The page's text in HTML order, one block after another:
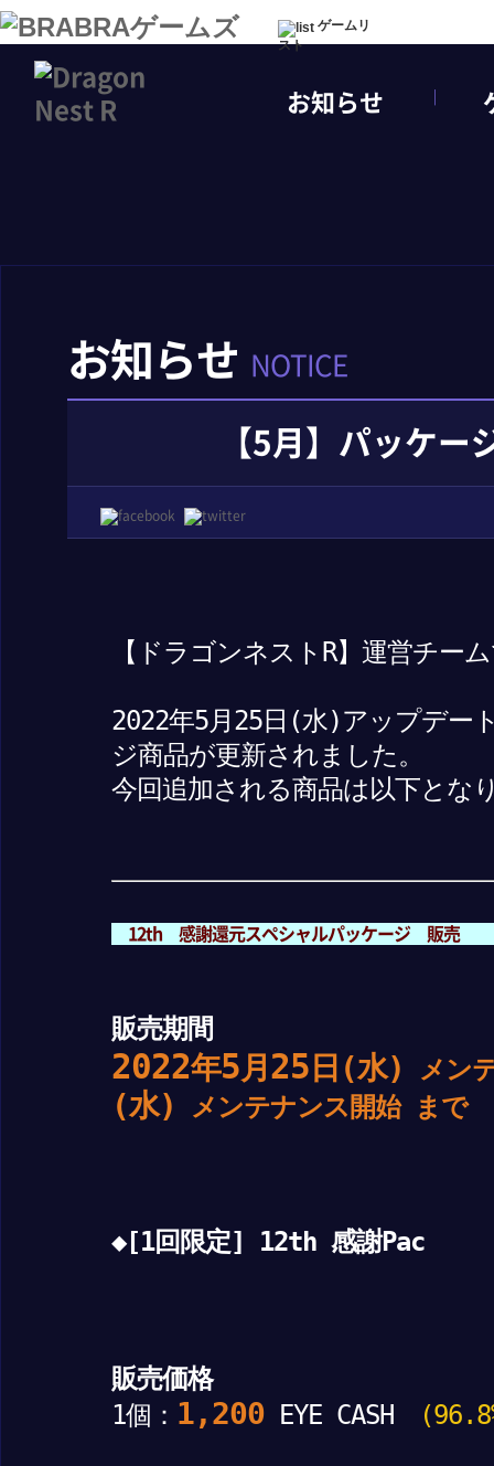
ゲームリ
スト
お知らせ
お知らせ NOTICE
【5月】パッケー
【ドラゴンネストR】運営チー
2022年5月25日(水)アップデー
ジ商品が更新されました。
今回追加される商品は以下とな
12th 感謝還元スペシャルパッケージ 販売
販売期間
2022年5月 25 日(水) メン
(水) メンテナンス開始 まで
◆[1回限定] 12th 感謝Pac
販売価格
1個： 1,200 EYE CASH